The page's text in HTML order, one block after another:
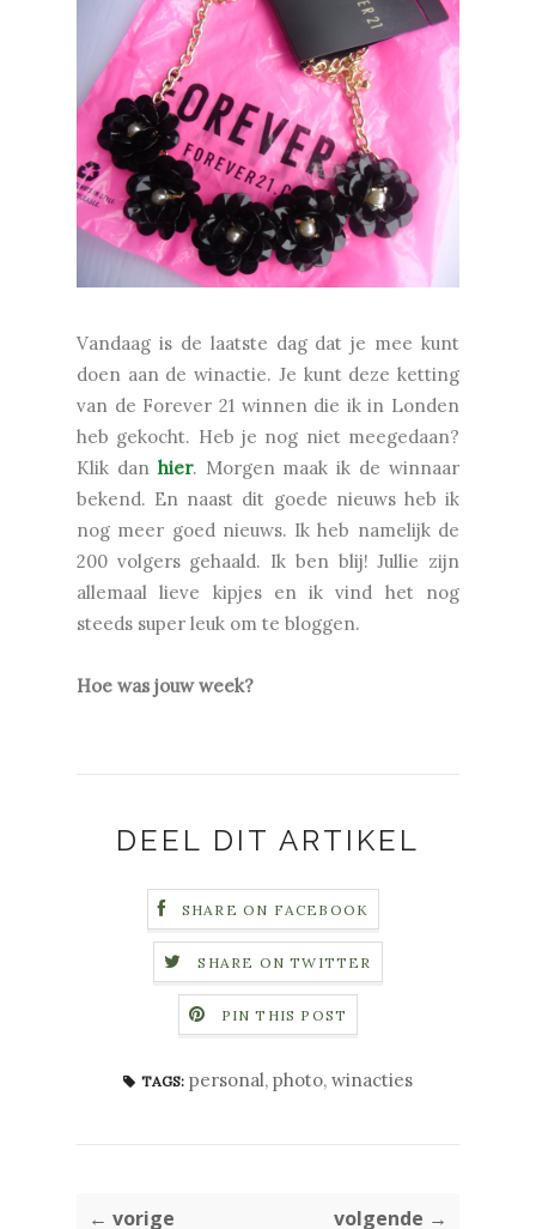
Vandaag is de laatste dag dat je mee kunt
doen aan de winactie. Je kunt deze ketting
van de Forever 21 winnen die ik in Londen
heb gekocht. Heb je nog niet meegedaan?
Klik dan hier. Morgen maak ik de winnaar
bekend. En naast dit goede nieuws heb ik
nog meer goed nieuws. Ik heb namelijk de
200 volgers gehaald. Ik ben blij! Jullie zijn
allemaal lieve kipjes en ik vind het nog
steeds super leuk om te bloggen.
Hoe was jouw week?
DEEL DIT ARTIKEL
SHARE ON FACEBOOK
SHARE ON TWITTER
PIN THIS POST
TAGS: personal, photo, winacties
← vorige volgende →